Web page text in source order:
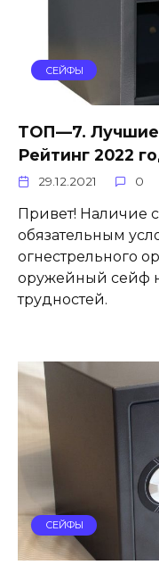
СЕЙФЫ
ТОП—7.
Рейтинг 2022
29.12.2021 0
Привет! Наличие
обязательным
огнестрельного
оружейный сейф
трудностей.
СЕЙФЫ